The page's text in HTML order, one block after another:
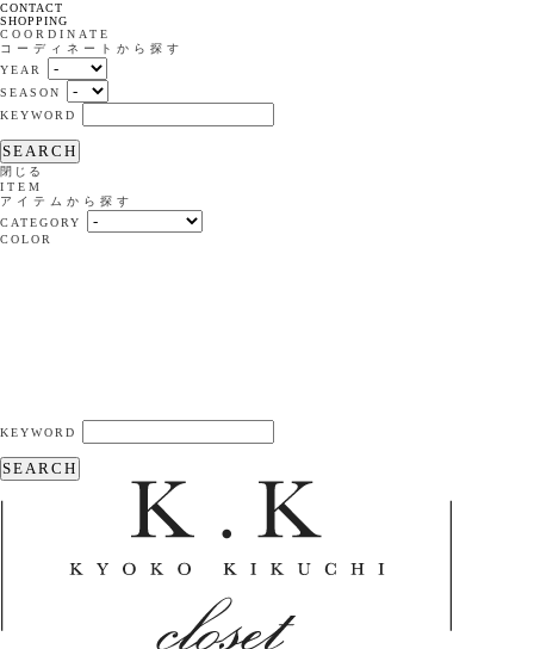
CONTACT
SHOPPING
COORDINATE
コーディネートから探す
YEAR
SEASON
KEYWORD
SEARCH
閉じる
ITEM
アイテムから探す
CATEGORY
COLOR
KEYWORD
SEARCH